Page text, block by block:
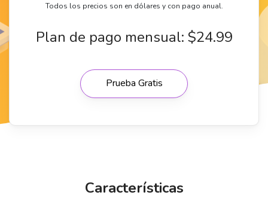
Todos los precios son en dólares y con pago anual.
Plan de pago mensual: $24.99
Prueba Gratis
Características